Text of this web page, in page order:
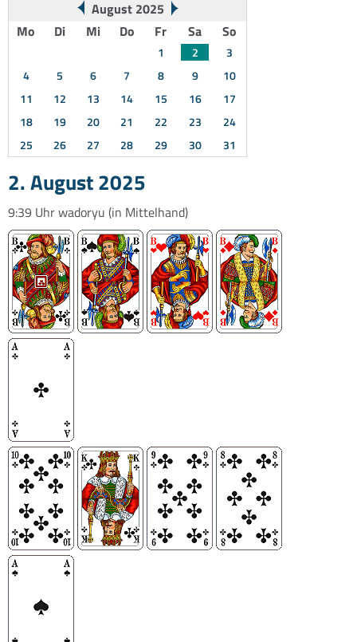
August 2025
Mo
Di Mi Do Fr Sa So
1 2
3
4
5 6 7 8 9
10
11
12 13 14 15 16
17
18
19 20 21 22 23
24
25
26 27 28 29 30 31
2. August 2025
9:39 Uhrwadoryu (in Mittelhand)